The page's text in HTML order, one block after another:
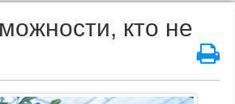
кто не